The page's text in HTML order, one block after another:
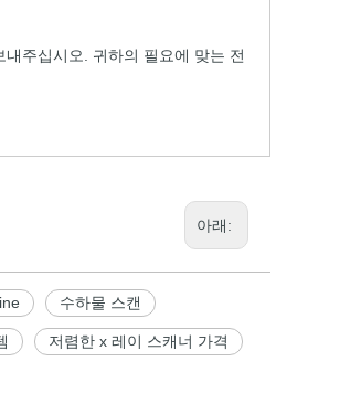
주십시오. 귀하의 필요에 맞는 전
아래:
수하물 스캔
저렴한 x 레이 스캐너 가격